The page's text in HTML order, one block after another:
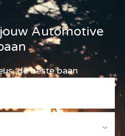
Automotive
de beste baan